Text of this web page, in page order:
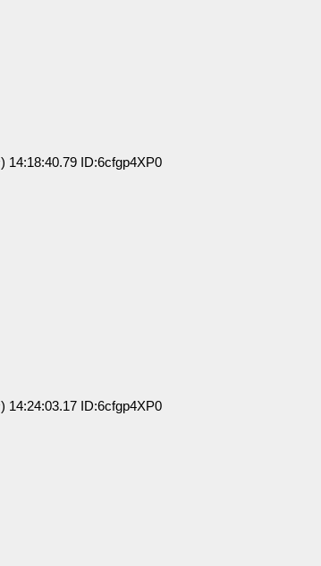
14:18:40.79 ID:6cfgp4XP0
14:24:03.17 ID:6cfgp4XP0